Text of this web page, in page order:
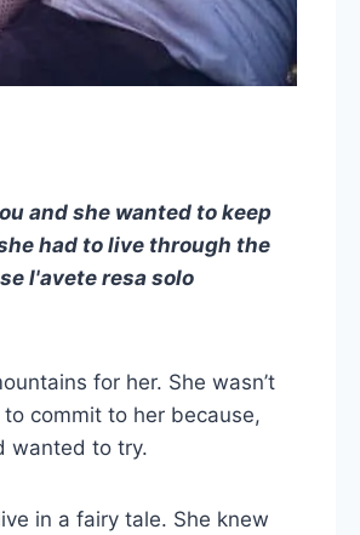
and she wanted to keep
had to live through the
l'avete resa solo
for her. She wasn’t
commit to her because,
wanted to try.
in a fairy tale. She knew